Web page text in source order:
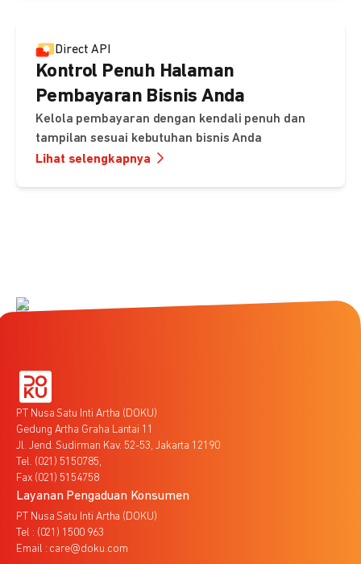
Direct API
Kontrol Penuh Halaman
Pembayaran Bisnis Anda
Kelola pembayaran dengan kendali penuh dan
tampilan sesuai kebutuhan bisnis Anda
Lihat selengkapnya
PT Nusa Satu Inti Artha (DOKU)
Gedung Artha Graha Lantai 11
Jl. Jend. Sudirman Kav. 52-53, Jakarta 12190
Tel. (021) 5150785,
Fax (021) 5154758
Layanan Pengaduan Konsumen
PT Nusa Satu Inti Artha (DOKU)
Tel : (021) 1500 963
Email : care@doku.com